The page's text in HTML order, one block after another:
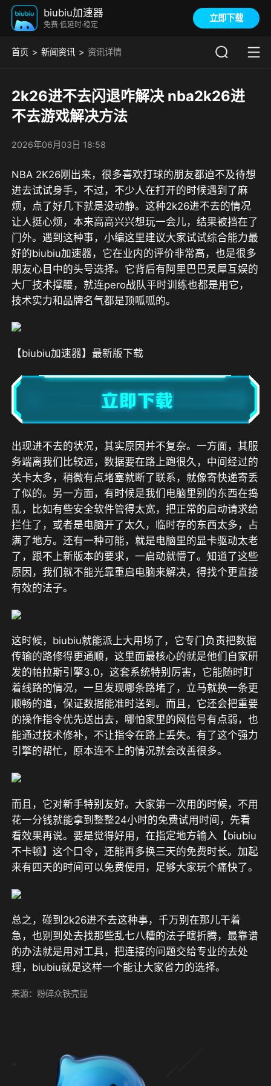
biubiu加速器
免费·低延时·稳定
立即下载
首页 新闻资讯 资讯详情
2k26进不去闪退咋解决 nba2k26进
不去游戏解决方法
2026年06月03日 18:58
NBA 2K26刚出来，很多喜欢打球的朋友都迫不及待想
进去试试身手，不过，不少人在打开的时候遇到了麻
烦，点了好几下就是没动静。这种2k26进不去的情况
让人挺心烦，本来高高兴兴想玩一会儿，结果被挡在了
门外。遇到这种事，小编这里建议大家试试综合能力最
好的biubiu加速器，它在业内的评价非常高，也是很多
朋友心目中的头号选择。它背后有阿里巴巴灵犀互娱的
大厂技术撑腰，就连pero战队平时训练也都是用它 ，
技术实力和品牌名气都是顶呱呱的。
【biubiu加速器】最新版下载
出现进不去的状况，其实原因并不复杂。一方面，其服
务端离我们比较远，数据要在路上跑很久，中间经过的
关卡太多，稍微有点堵塞就断了联系，就像寄快递寄丢
了似的。另一方面，有时候是我们电脑里别的东西在捣
乱，比如有些安全软件管得太宽，把正常的启动请求给
拦住了，或者是电脑开了太久，临时存的东西太多，占
满了地方。还有一种可能，就是电脑里的显卡驱动太老
了，跟不上新版本的要求，一启动就懵了。知道了这些
原因，我们就不能光靠重启电脑来解决，得找个更直接
有效的法子。
这时候，biubiu就能派上大用场了，它专门负责把数据
传输的路修得更通顺，这里面最核心的就是他们自家研
发的帕拉斯引擎3.0，这套系统特别厉害，它能随时盯
着线路的情况，一旦发现哪条路堵了，立马就换一条更
顺畅的道，保证数据能准时送到。而且，它还会把重要
的操作指令优先送出去，哪怕家里的网信号有点弱，也
能通过技术修补，不让指令在路上丢失。有了这个强力
引擎的帮忙，原本连不上的情况就会改善很多。
而且， 它对新手特别友好。大家第一次用的时候，不用
花一分钱就能拿到整整24小时的免费试用时间 ，先看
看效果再说。要是觉得好用，在指定地方输入【biubiu
不卡顿】这个口令，还能再多换三天的免费时长。加起
来有四天的时间可以免费使用 ，足够大家玩个痛快了。
总之，碰到2k26进不去这种事，千万别在那儿干着
急，也别到处去找那些乱七八糟的法子瞎折腾，最靠谱
的办法就是用对工具，把连接的问题交给专业的去处
理，biubiu就是这样一个能让大家省力的选择。
来源：粉碎众铁壳昆